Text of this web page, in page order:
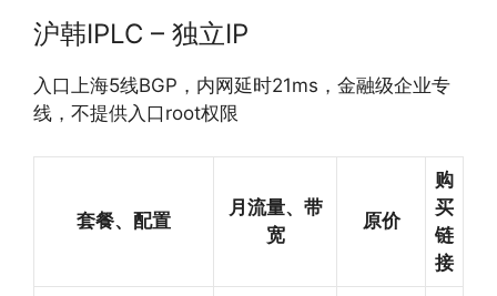
沪韩IPLC – 独立IP
入口上海5线BGP，内网延时21ms，金融级企业专
线，不提供入口root权限
套餐、配置
月流量、带
宽
原价
购
买
链
接